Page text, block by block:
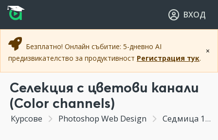
Прескочи към основното съдържание
Прескочи към навигацията
ВХОД
×
Безплатно! Онлайн събитие: 5-дневно AI
предизвикателство за продуктивност Регистрация тук.
Селекция с цветови канали
(Color channels)
Курсове Photoshop Web Design Седмица 1 - Въведение във Photoshop за Уеб